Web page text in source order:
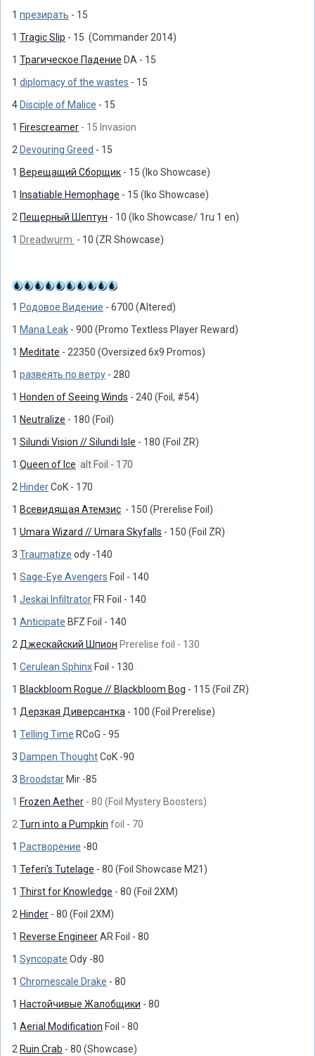
1 презирать - 15
1 Tragic Slip - 15 (Commander 2014)
1 Трагическое Падение DA - 15
1 diplomacy of the wastes - 15
4 Disciple of Malice - 15
1 Firescreamer - 15 Invasion
2 Devouring Greed - 15
1 Верещащий Сборщик - 15 (Iko Showcase)
1 Insatiable Hemophage - 15 (Iko Showcase)
2 Пещерный Шептун - 10 (Iko Showcase/ 1ru 1 en)
1 Dreadwurm - 10 (ZR Showcase)
1 Родовое Видение - 6700 (Altered)
1 Mana Leak - 900 (Promo Textless Player Reward)
1 Meditate - 22350 (Oversized 6x9 Promos)
1 развеять по ветру - 280
1 Honden of Seeing Winds - 240 (Foil, #54)
1 Neutralize - 180 (Foil)
1 Silundi Vision // Silundi Isle - 180 (Foil ZR)
1 Queen of Ice alt Foil - 170
2 HinderCoK - 170
1 Всевидящая Атемзис - 150 (Prerelise Foil)
1 Umara Wizard // Umara Skyfalls - 150 (Foil ZR)
3 Traumatize ody -140
1 Sage-Eye Avengers Foil - 140
1 Jeskai Infiltrator FR Foil - 140
1 Anticipate BFZ Foil - 140
2Джескайский Шпион Prerelise foil - 130
1 Cerulean Sphinx Foil - 130
1 Blackbloom Rogue // Blackbloom Bog - 115 (Foil ZR)
1 Дерзкая Диверсантка - 100 (Foil Prerelise)
1 Telling Time RCoG - 95
3 Dampen ThoughtCoK -90
3 Broodstar Mir -85
1 Frozen Aether - 80 (Foil Mystery Boosters)
2Turn into a Pumpkin foil - 70
1 Растворение -80
1 Teferi's Tutelage - 80 (Foil Showcase M21)
1 Thirst for Knowledge - 80 (Foil 2XM)
2 Hinder - 80 (Foil 2XM)
1 Reverse EngineerAR Foil - 80
1 Syncopate Ody -80
1 Chromescale Drake - 80
1 Настойчивые Жалобщики - 80
1 Aerial Modification Foil - 80
2 Ruin Crab - 80 (Showcase)